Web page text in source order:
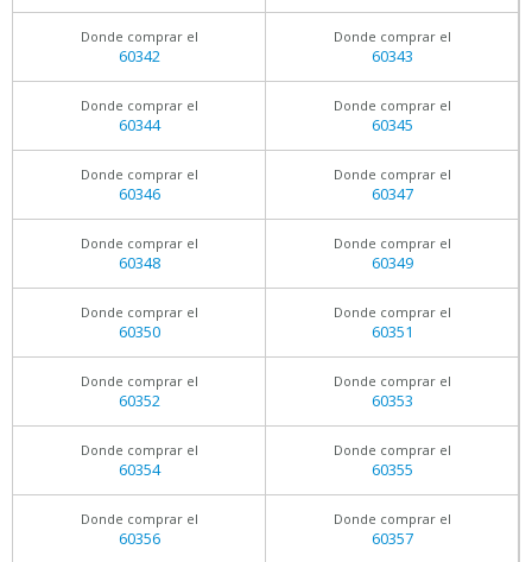
Donde comprar el
60342
Donde comprar el
60343
Donde comprar el
60344
Donde comprar el
60345
Donde comprar el
60346
Donde comprar el
60347
Donde comprar el
60348
Donde comprar el
60349
Donde comprar el
60350
Donde comprar el
60351
Donde comprar el
60352
Donde comprar el
60353
Donde comprar el
60354
Donde comprar el
60355
Donde comprar el
60356
Donde comprar el
60357